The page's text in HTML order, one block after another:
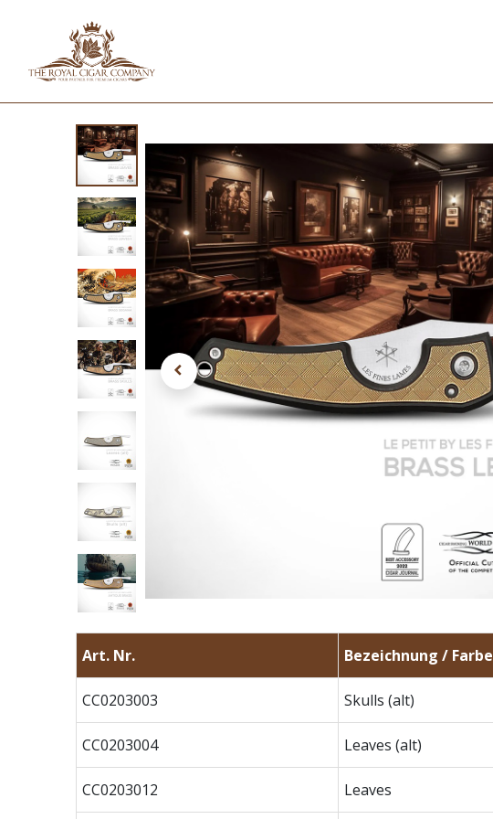
Art. Nr. Bezeichnung / Farbe
CC0203003 Skulls (alt)
CC0203004 Leaves (alt)
CC0203012 Leaves